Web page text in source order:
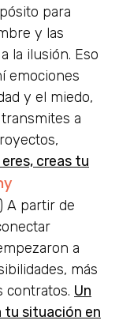
para
y las
la ilusión. Eso
emociones
y el miedo,
a
creas tu
A partir de
a
más
contratos. Un
tu situación en